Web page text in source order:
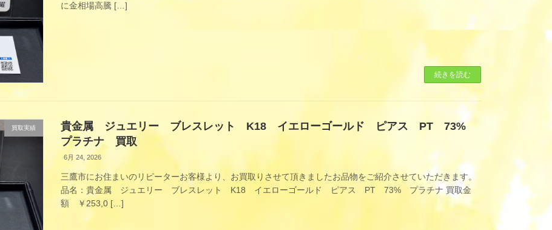
に金相場高騰 […]
続きを読む
買取実績
貴金属 ジュエリー ブレスレット K18 イエローゴールド ピアス PT 73%
プラチナ 買取
6月 24, 2026
三鷹市にお住まいのリピーターお客様より、お買取りさせて頂きましたお品物をご紹介させていただきます。
品名：貴金属 ジュエリー ブレスレット K18 イエローゴールド ピアス PT 73% プラチナ 買取金
額 ￥253,0 […]